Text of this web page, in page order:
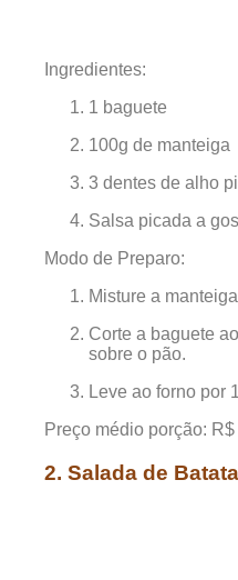
Ingredientes:
1 baguete
100g de manteiga
3 dentes de alho
Salsa picada a
Modo de Preparo:
Misture a
Corte a baguete
sobre o pão.
Leve ao forno por
Preço médio porção:
2. Salada de Batata